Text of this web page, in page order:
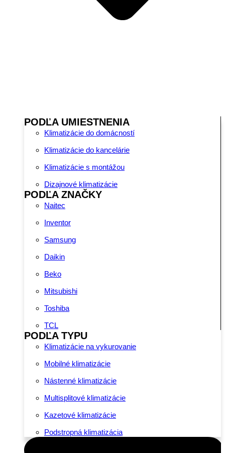
PODĽA UMIESTNENIA
Klimatizácie do domácností
Klimatizácie do kancelárie
Klimatizácie s montážou
Dizajnové klimatizácie
PODĽA ZNAČKY
Naitec
Inventor
Samsung
Daikin
Beko
Mitsubishi
Toshiba
TCL
PODĽA TYPU
Klimatizácie na vykurovanie
Mobilné klimatizácie
Nástenné klimatizácie
Multisplitové klimatizácie
Kazetové klimatizácie
Podstropná klimatizácia